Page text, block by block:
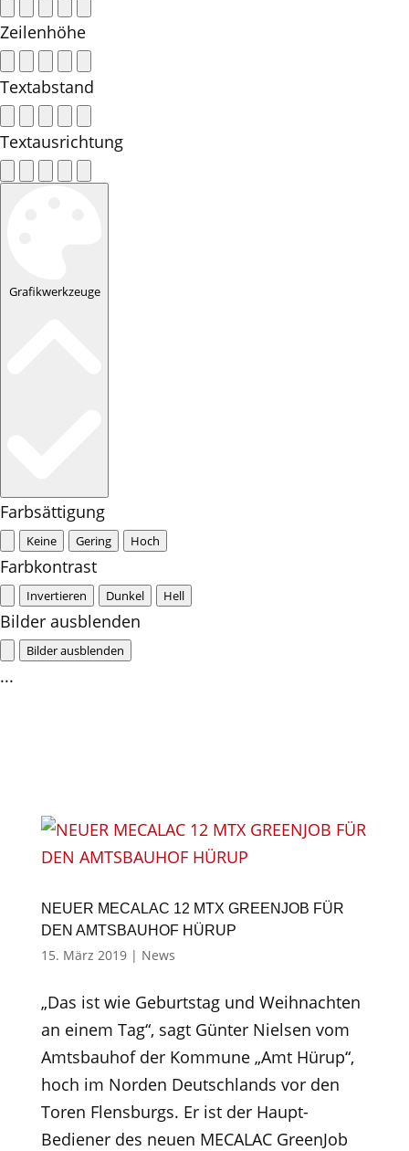
Zeilenhöhe
Textabstand
Textausrichtung
Grafikwerkzeuge
Farbsättigung
Keine Gering Hoch
Farbkontrast
Invertieren Dunkel Hell
Bilder ausblenden
Bilder ausblenden
...
NEUER MECALAC 12 MTX GREENJOB FÜR
DEN AMTSBAUHOF HÜRUP
15. März 2019| News
„Das ist wie Geburtstag und Weihnachten
an einem Tag“, sagt Günter Nielsen vom
Amtsbauhof der Kommune „Amt Hürup“,
hoch im Norden Deutschlands vor den
Toren Flensburgs. Er ist der Haupt-
Bediener des neuen MECALAC GreenJob